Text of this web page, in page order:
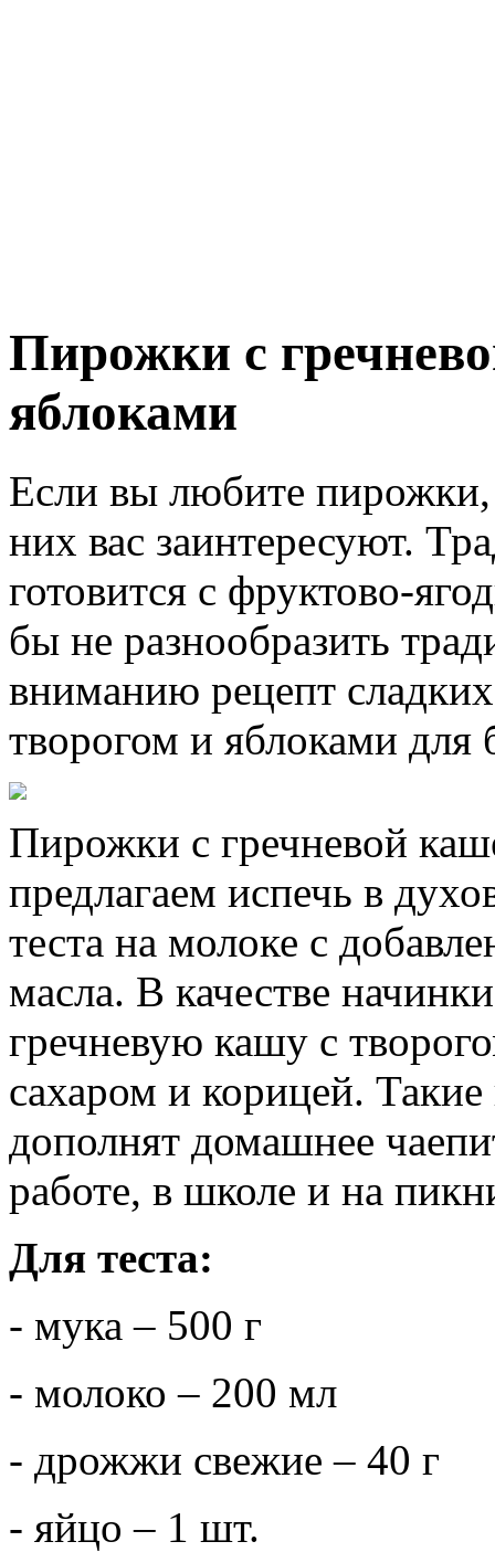
Пирожки с
яблоками
Если вы любите
них вас заинтересуют.
готовится с фруктово-
бы не разнообразить
вниманию рецепт
творогом и яблоками для
Пирожки с гречневой
предлагаем испечь в
теста на молоке с
масла. В качестве
гречневую кашу с
сахаром и корицей.
дополнят домашнее
работе, в школе и на
Для теста:
- мука – 500 г
- молоко – 200 мл
- дрожжи свежие – 40 г
- яйцо – 1 шт.